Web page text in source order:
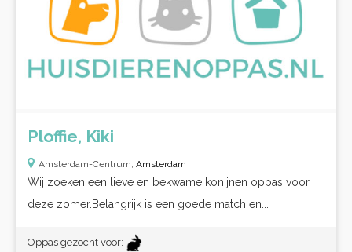
Ploffie, Kiki
Amsterdam-Centrum, Amsterdam
Wij zoeken een lieve en bekwame konijnen oppas voor
deze zomer.Belangrijk is een goede match en...
Oppas gezocht voor: